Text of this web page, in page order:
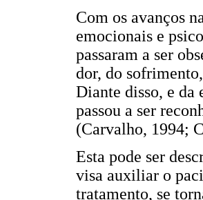
Com os avanços
emocionais e
passaram a ser
dor, do
Diante disso, e da
passou a ser
(Carvalho, 1994;
Esta pode ser
visa auxiliar o
tratamento, se